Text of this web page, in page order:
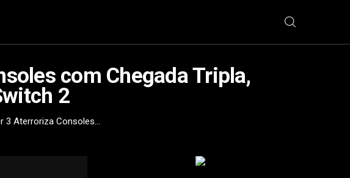
com Chegada Tripla,
2
3 Aterroriza Consoles...